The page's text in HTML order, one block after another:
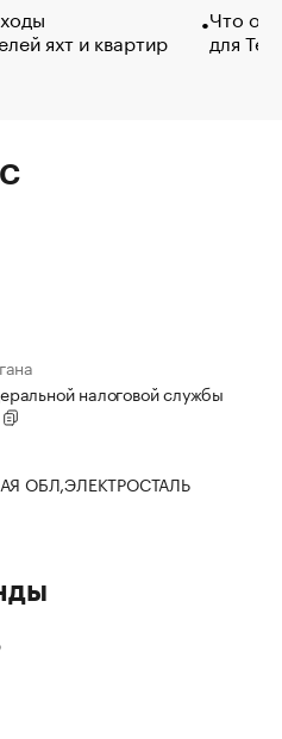
яхт и квартир
Что
для
налоговой службы
ОБЛ,ЭЛЕКТРОСТАЛЬ